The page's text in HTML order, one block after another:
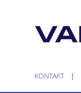
KONTAKT